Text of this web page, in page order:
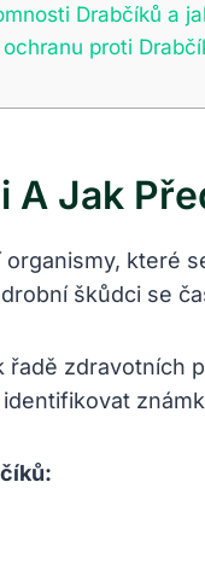
Drabčíků a
proti
A Jak
které
škůdci se
zdravotních